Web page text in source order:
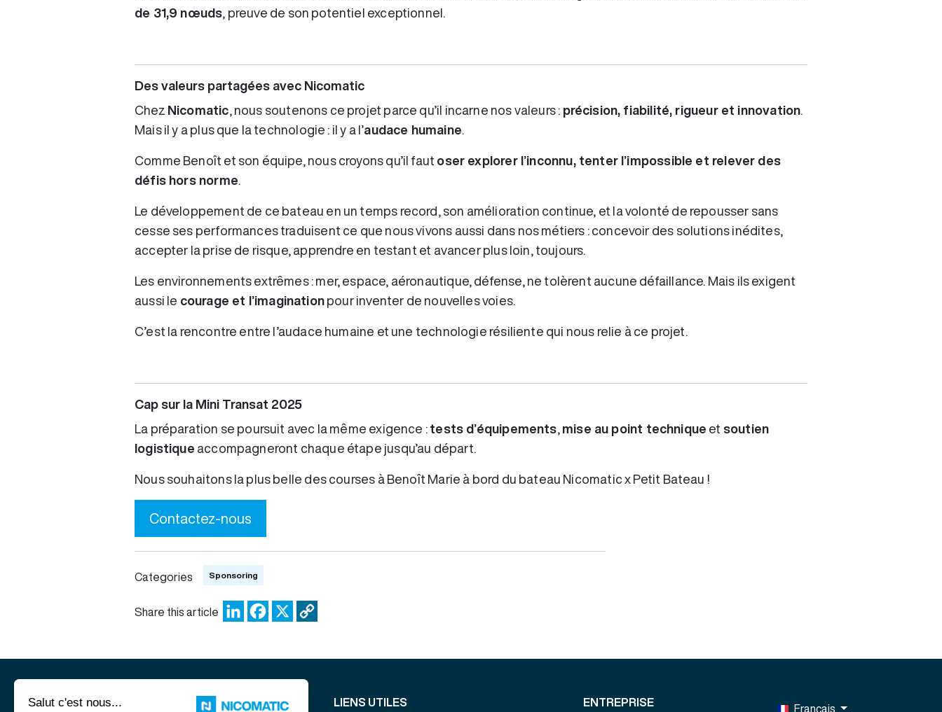
de 31,9 nœuds , preuve de son potentiel exceptionnel.
Des valeurs partagées avec Nicomatic
Chez Nicomatic , nous soutenons ce projet parce qu’il incarne nos valeurs : précision, fiabilité, rigueur et innovation
Mais il y a plus que la technologie : il y a l’audace humaine
Comme Benoît et son équipe, nous croyons qu’il faut oser explorer l’inconnu, tenter l’impossible et relever des
défis hors norme
Le développement de ce bateau en un temps record, son amélioration continue, et la volonté de repousser sans
cesse ses performances traduisent ce que nous vivons aussi dans nos métiers : concevoir des solutions inédites,
accepter la prise de risque, apprendre en testant et avancer plus loin, toujours.
Les environnements extrêmes : mer, espace, aéronautique, défense, ne tolèrent aucune défaillance. Mais ils exigent
aussi le courage et l’imaginationpour inventer de nouvelles voies.
C’est la rencontre entre l’audace humaine et une technologie résiliente qui nous relie à ce projet.
Cap sur la Mini Transat 2025
La préparation se poursuit avec la même exigence : tests d’équipements mise au point technique et soutien
logistique accompagneront chaque étape jusqu’au départ.
Nous souhaitons la plus belle des courses à Benoît Marie à bord du bateau Nicomatic x Petit Bateau !
Contactez-nous
Categories Sponsoring
Share this article LinkedInFacebook
LIENS UTILES ENTREPRISE
Français